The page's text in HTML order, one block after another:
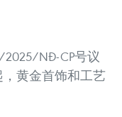
2025/NĐ-CP号议
，黄金首饰和工艺